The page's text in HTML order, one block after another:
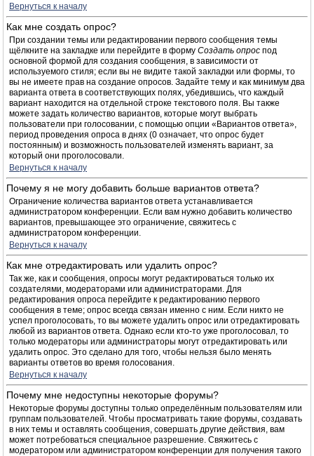
Вернуться к началу
Как мне создать опрос?
При создании темы или редактировании первого сообщения темы
щёлкните на закладке или перейдите в форму Создать опрос под
основной формой для создания сообщения, в зависимости от
используемого стиля; если вы не видите такой закладки или формы, то
вы не имеете прав на создание опросов. Задайте тему и как минимум два
варианта ответа в соответствующих полях, убедившись, что каждый
вариант находится на отдельной строке текстового поля. Вы также
можете задать количество вариантов, которые могут выбрать
пользователи при голосовании, с помощью опции «Вариантов ответа»,
период проведения опроса в днях (0 означает, что опрос будет
постоянным) и возможность пользователей изменять вариант, за
который они проголосовали.
Вернуться к началу
Почему я не могу добавить больше вариантов ответа?
Ограничение количества вариантов ответа устанавливается
администратором конференции. Если вам нужно добавить количество
вариантов, превышающее это ограничение, свяжитесь с
администратором конференции.
Вернуться к началу
Как мне отредактировать или удалить опрос?
Так же, как и сообщения, опросы могут редактироваться только их
создателями, модераторами или администраторами. Для
редактирования опроса перейдите к редактированию первого
сообщения в теме; опрос всегда связан именно с ним. Если никто не
успел проголосовать, то вы можете удалить опрос или отредактировать
любой из вариантов ответа. Однако если кто-то уже проголосовал, то
только модераторы или администраторы могут отредактировать или
удалить опрос. Это сделано для того, чтобы нельзя было менять
варианты ответов во время голосования.
Вернуться к началу
Почему мне недоступны некоторые форумы?
Некоторые форумы доступны только определённым пользователям или
группам пользователей. Чтобы просматривать такие форумы, создавать
в них темы и оставлять сообщения, совершать другие действия, вам
может потребоваться специальное разрешение. Свяжитесь с
модератором или администратором конференции для получения такого